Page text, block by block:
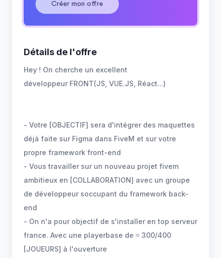
Créer mon offre
Détails de l'offre
Hey ! On cherche un excellent
développeur FRONT(JS, VUE.JS, Réact...)
- Votre [OBJECTIF] sera d'intégrer des maquettes
déjà faite sur Figma dans FiveM et sur votre
propre framework front-end
- Vous travailler sur un nouveau projet fivem
ambitieux en [COLLABORATION] avec un groupe
de développeur soccupant du framework back-
end
- On n'a pour objectif de s'installer en top serveur
france. Avec une playerbase de ≈ 300/400
[JOUEURS] à l'ouverture